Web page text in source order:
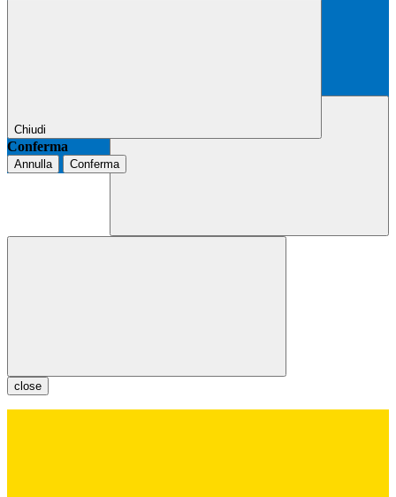
Chiudi
Conferma
Annulla Conferma
close